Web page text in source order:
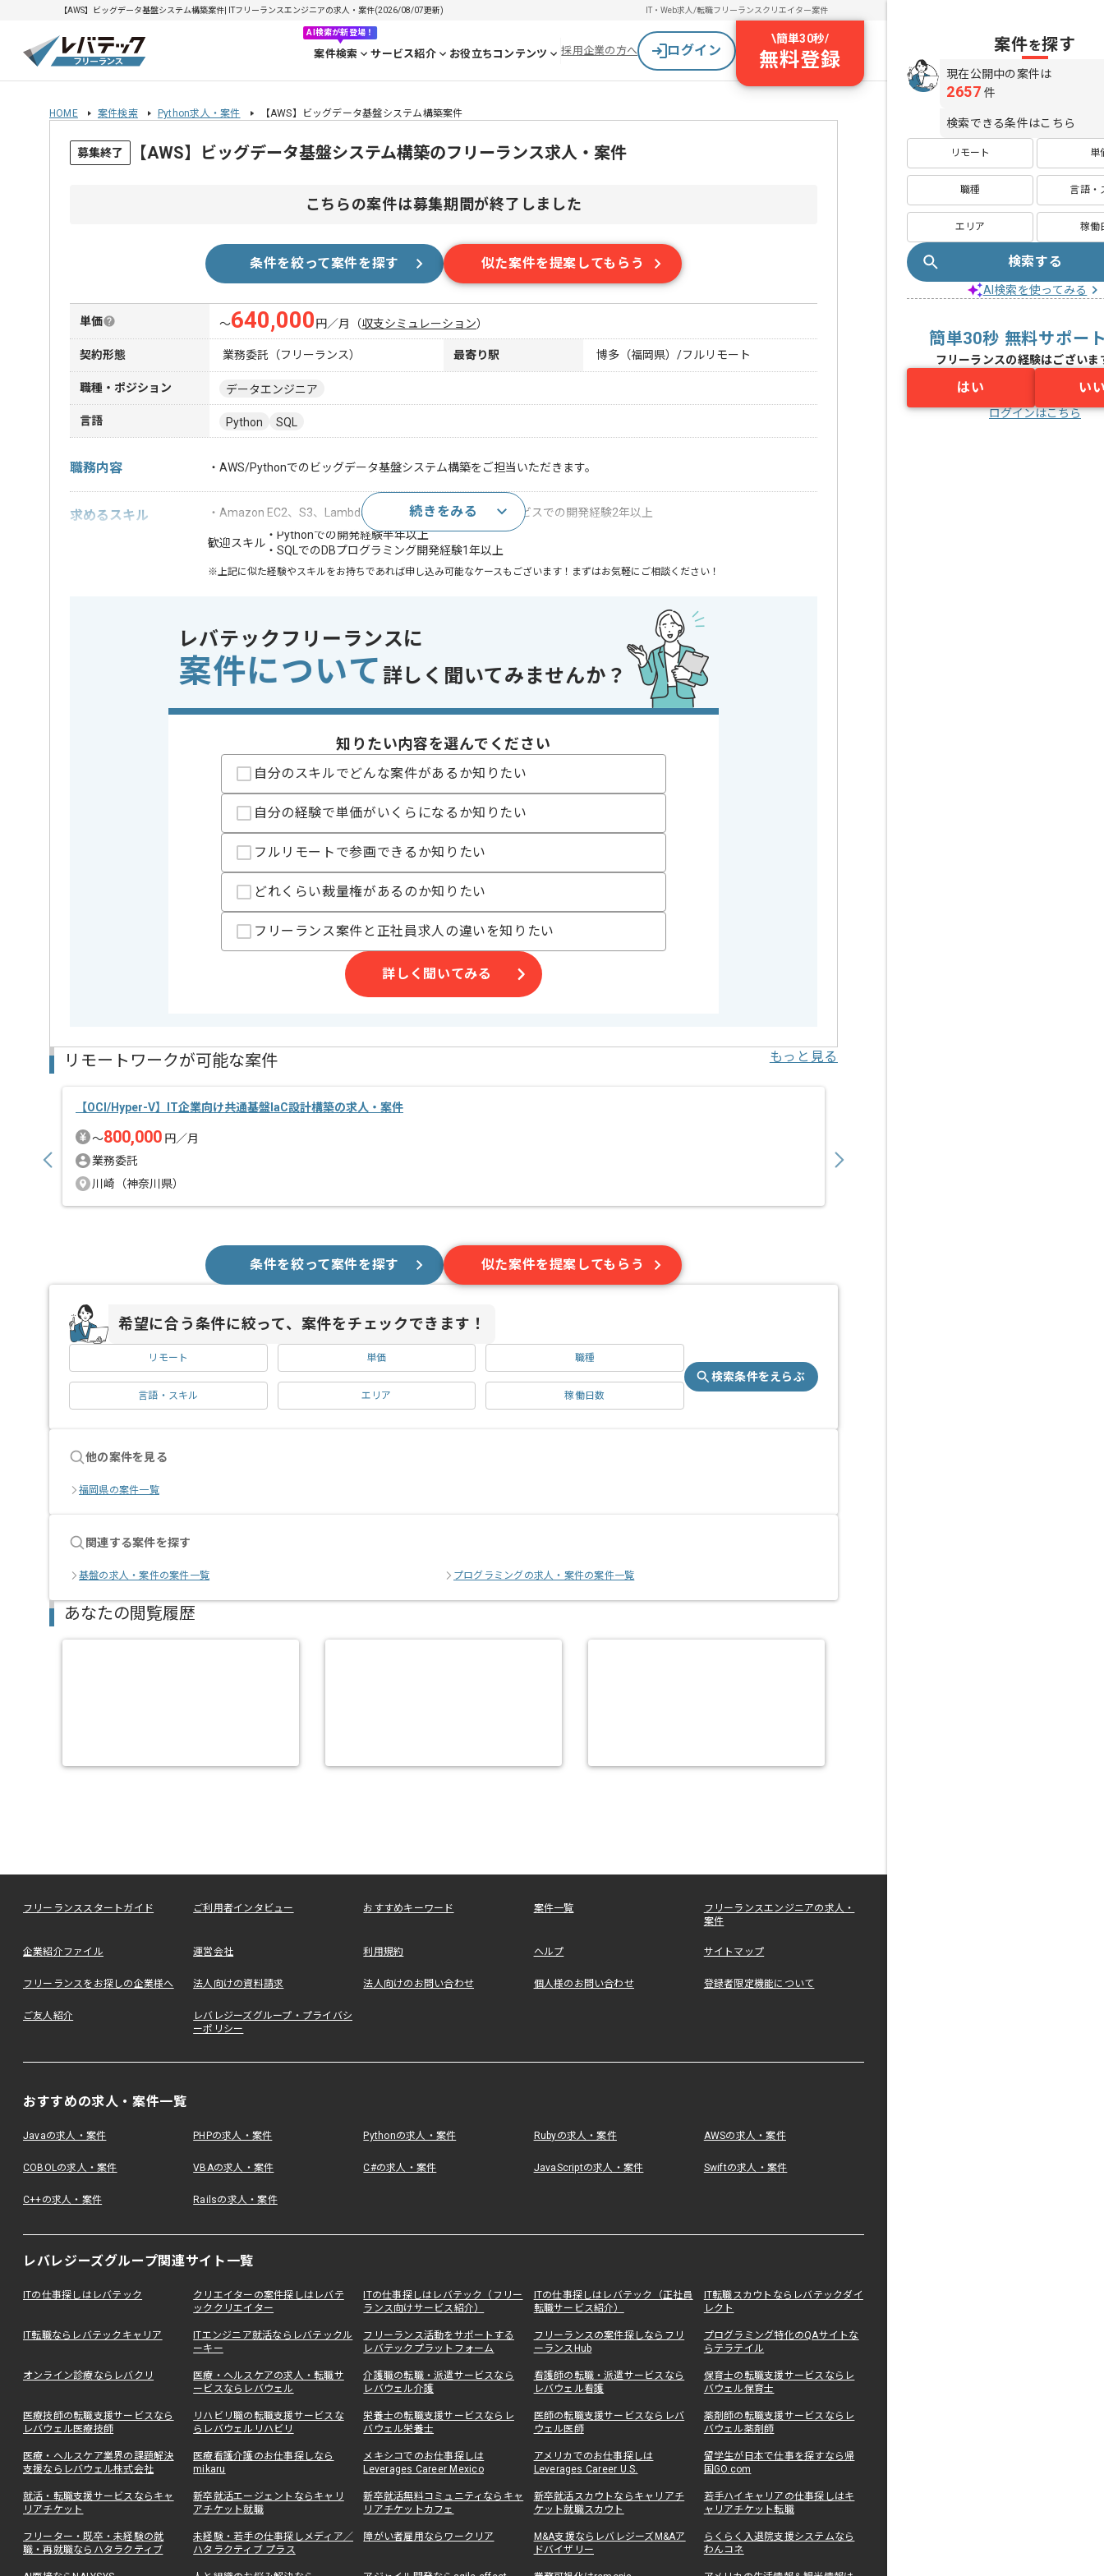
【AWS】ビッグデータ基盤システム構築案件| ITフリーランスエンジニアの求人・案件(2026/08/07更新) IT・Web求人/転職フリーランスクリエイター案件
AI検索が新登場！
案件検索 サービス紹介 お役立ちコンテンツ 採用企業の方へ ログイン
\簡単30秒/
無料登録
HOME 案件検索 Python求人・案件 【AWS】ビッグデータ基盤システム構築案件
募集終了 【AWS】ビッグデータ基盤システム構築のフリーランス求人・案件
こちらの案件は募集期間が終了しました
条件を絞って案件を探す 似た案件を提案してもらう
単価 〜640,000 円／月 （収支シミュレーション）
契約形態 業務委託（フリーランス） 最寄り駅 博多（福岡県）/フルリモート
職種・ポジション データエンジニア
言語 Python SQL
職務内容 ・AWS/Pythonでのビッグデータ基盤システム構築をご担当いただきます。
求めるスキル ・Amazon EC2、S3、Lambda、Aurora、RDSなどAWSサービスでの開発経験2年以上
歓迎スキル
・Pythonでの開発経験半年以上
・SQLでのDBプログラミング開発経験1年以上
※上記に似た経験やスキルをお持ちであれば申し込み可能なケースもございます！まずはお気軽にご相談ください！
精算条件
有
精算基準時間
140時間〜200時間
ビッグデータ基盤システム構築案件です。
これまでの経験を活かしていきたい方におすすめの案件です。
続きをみる
レバテックフリーランスに
案件について 詳しく聞いてみませんか？
知りたい内容を選んでください
自分のスキルでどんな案件があるか知りたい
自分の経験で単価がいくらになるか知りたい
フルリモートで参画できるか知りたい
どれくらい裁量権があるのか知りたい
フリーランス案件と正社員求人の違いを知りたい
詳しく聞いてみる
リモートワークが可能な案件 もっと見る
【OCI/Hyper-V】IT企業向け共通基盤IaC設計構築の求人・案件
〜800,000 円／月
業務委託
川崎（神奈川県）
条件を絞って案件を探す 似た案件を提案してもらう
希望に合う条件に絞って、案件をチェックできます！
リモート 単価 職種
言語・スキル エリア 稼働日数
検索条件をえらぶ
他の案件を見る
福岡県の案件一覧
関連する案件を探す
基盤の求人・案件の案件一覧 プログラミングの求人・案件の案件一覧
あなたの閲覧履歴
フリーランススタートガイド ご利用者インタビュー おすすめキーワード 案件一覧
フリーランスエンジニアの求人・
案件
企業紹介ファイル 運営会社 利用規約 ヘルプ サイトマップ
フリーランスをお探しの企業様へ 法人向けの資料請求 法人向けのお問い合わせ 個人様のお問い合わせ 登録者限定機能について
ご友人紹介
レバレジーズグループ・プライバシ
ーポリシー
おすすめの求人・案件一覧
Javaの求人・案件 PHPの求人・案件 Pythonの求人・案件 Rubyの求人・案件 AWSの求人・案件
COBOLの求人・案件 VBAの求人・案件 C#の求人・案件 JavaScriptの求人・案件 Swiftの求人・案件
C++の求人・案件 Railsの求人・案件
レバレジーズグループ関連サイト一覧
ITの仕事探しはレバテック
クリエイターの案件探しはレバテ
ッククリエイター
ITの仕事探しはレバテック（フリー
ランス向けサービス紹介）
ITの仕事探しはレバテック（正社員
転職サービス紹介）
IT転職スカウトならレバテックダイ
レクト
IT転職ならレバテックキャリア
ITエンジニア就活ならレバテックル
ーキー
フリーランス活動をサポートする
レバテックプラットフォーム
フリーランスの案件探しならフリ
ーランスHub
プログラミング特化のQAサイトな
らテラテイル
オンライン診療ならレバクリ
医療・ヘルスケアの求人・転職サ
ービスならレバウェル
介護職の転職・派遣サービスなら
レバウェル介護
看護師の転職・派遣サービスなら
レバウェル看護
保育士の転職支援サービスならレ
バウェル保育士
医療技師の転職支援サービスなら
レバウェル医療技師
リハビリ職の転職支援サービスな
らレバウェルリハビリ
栄養士の転職支援サービスならレ
バウェル栄養士
医師の転職支援サービスならレバ
ウェル医師
薬剤師の転職支援サービスならレ
バウェル薬剤師
医療・ヘルスケア業界の課題解決
支援ならレバウェル株式会社
医療看護介護のお仕事探しなら
mikaru
メキシコでのお仕事探しは
Leverages Career Mexico
アメリカでのお仕事探しは
Leverages Career U.S.
留学生が日本で仕事を探すなら帰
国GO.com
就活・転職支援サービスならキャ
リアチケット
新卒就活エージェントならキャリ
アチケット就職
新卒就活無料コミュニティならキャ
リアチケットカフェ
新卒就活スカウトならキャリアチ
ケット就職スカウト
若手ハイキャリアの仕事探しはキ
ャリアチケット転職
フリーター・既卒・未経験の就
職・再就職ならハタラクティブ
未経験・若手の仕事探しメディア／
ハタラクティブ プラス
障がい者雇用ならワークリア
M&A支援ならレバレジーズM&Aア
ドバイザリー
らくらく入退院支援システムなら
わんコネ
案件を探す
現在公開中の案件は
2657 件
検索できる条件はこちら
リモート 単
職種 言語・
エリア 稼働
検索する
AI検索を使ってみる
簡単30秒 無料サポー
フリーランスの経験はございま
はい い
ログインはこちら